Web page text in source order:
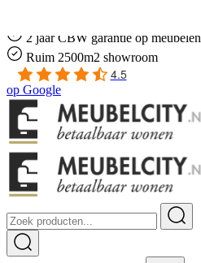
2 jaar CBW garantie op meubelen
Ruim 2500m2 showroom
4.5
op Google